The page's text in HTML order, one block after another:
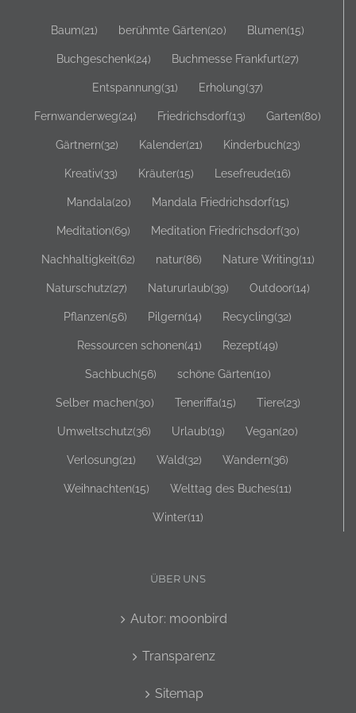
Baum(21) berühmte Gärten(20) Blumen(15)
Buchgeschenk(24) Buchmesse Frankfurt(27)
Entspannung(31) Erholung(37)
Fernwanderweg(24) Friedrichsdorf(13) Garten(80)
Gärtnern(32) Kalender(21) Kinderbuch(23)
Kreativ(33) Kräuter(15) Lesefreude(16)
Mandala(20) Mandala Friedrichsdorf(15)
Meditation(69) Meditation Friedrichsdorf(30)
Nachhaltigkeit(62) natur(86) Nature Writing(11)
Naturschutz(27) Natururlaub(39) Outdoor(14)
Pflanzen(56) Pilgern(14) Recycling(32)
Ressourcen schonen(41) Rezept(49)
Sachbuch(56) schöne Gärten(10)
Selber machen(30) Teneriffa(15) Tiere(23)
Umweltschutz(36) Urlaub(19) Vegan(20)
Verlosung(21) Wald(32) Wandern(36)
Weihnachten(15) Welttag des Buches(11)
Winter(11)
ÜBER UNS
Autor: moonbird
Transparenz
Sitemap